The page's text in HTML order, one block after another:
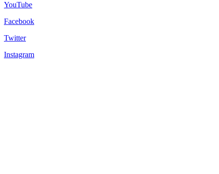
YouTube
Facebook
Twitter
Instagram